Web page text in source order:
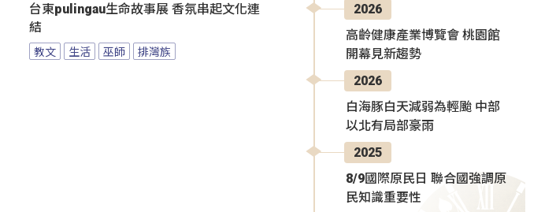
台東pulingau生命故事展 香氛串起文化連
結
教文 生活 巫師 排灣族
2026
高齡健康產業博覽會 桃園館
開幕見新趨勢
2026
白海豚白天減弱為輕颱 中部
以北有局部豪雨
2025
8/9國際原民日 聯合國強調原
民知識重要性